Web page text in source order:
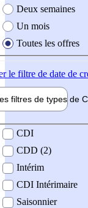
Deux semaines
Un mois
Toutes les offres
le filtre de date de
filtres de types de
contrat
CDI
CDD (2)
Intérim
CDI Intérimaire
Saisonnier